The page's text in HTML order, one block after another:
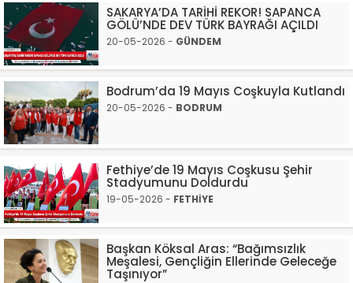
SAKARYA’DA TARİHİ REKOR! SAPANCA
GÖLÜ’NDE DEV TÜRK BAYRAĞI AÇILDI
20-05-2026 - GÜNDEM
Bodrum’da 19 Mayıs Coşkuyla Kutlandı
20-05-2026 - BODRUM
Fethiye’de 19 Mayıs Coşkusu Şehir
Stadyumunu Doldurdu
19-05-2026 - FETHİYE
Başkan Köksal Aras: “Bağımsızlık
Meşalesi, Gençliğin Ellerinde Geleceğe
Taşınıyor”